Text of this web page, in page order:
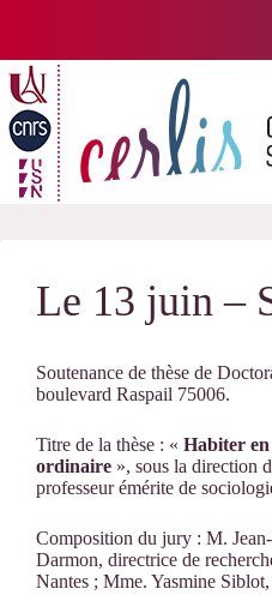
Le 13 juin –
Soutenance de thèse de
boulevard Raspail 75006.
Titre de la thèse : « Habiter en
ordinaire », sous la direction
professeur émérite de
Composition du jury : M.
Darmon, directrice de
Nantes ; Mme. Yasmine